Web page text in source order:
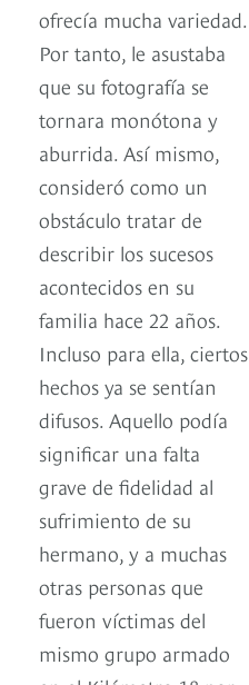
ofrecía mucha variedad.
Por tanto, le asustaba
que su fotografía se
tornara monótona y
aburrida. Así mismo,
consideró como un
obstáculo tratar de
describir los sucesos
acontecidos en su
familia hace 22 años.
Incluso para ella, ciertos
hechos ya se sentían
difusos. Aquello podía
significar una falta
grave de fidelidad al
sufrimiento de su
hermano, y a muchas
otras personas que
fueron víctimas del
mismo grupo armado